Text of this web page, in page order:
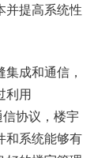
并提高系统性
成和通信，
利用
协议，楼宇
和系统能够有